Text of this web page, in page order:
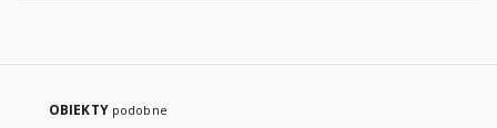
OBIEKTY podobne